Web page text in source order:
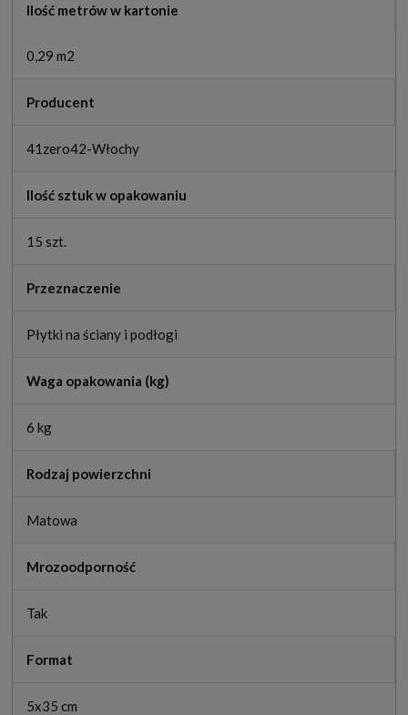
Ilość metrów w kartonie
0,29 m2
Producent
41zero42-Włochy
Ilość sztuk w opakowaniu
15 szt.
Przeznaczenie
Płytki na ściany i podłogi
Waga opakowania (kg)
6 kg
Rodzaj powierzchni
Matowa
Mrozoodporność
Tak
Format
5x35 cm